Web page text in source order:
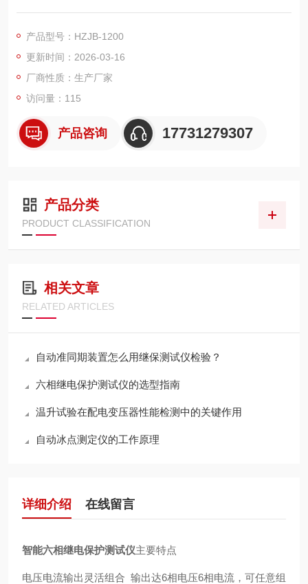
常规4相电压3相电流型、6相电压型、6相电流型，以及12相型输
压器差动试验和厂用电快切和备自投试验。
产品型号：HZJB-1200
更新时间：2026-03-16
厂商性质：生产厂家
访问量：115
产品咨询 17731279307
产品分类
PRODUCT CLASSIFICATION
相关文章
RELATED ARTICLES
自动准同期装置怎么用继保测试仪检验？
六相继电保护测试仪的选型指南
温升试验在配电变压器性能检测中的关键作用
自动冰点测定仪的工作原理
详细介绍 在线留言
智能六相继电保护测试仪主要特点
电压电流输出灵活组合 输出达6相电压6相电流，可任意组